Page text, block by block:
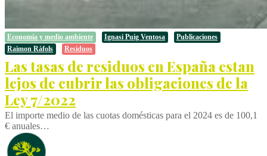
Economía y medio ambiente Ignasi Puig Ventosa
Publicaciones
Raimon Ràfols
Residuos
Las tasas de residuos en España estan
lejos de cubrir las obligaciones de la
Ley 7/2022
El importe medio de las cuotas domésticas para el 2024 es de 100,1
€ anuales…